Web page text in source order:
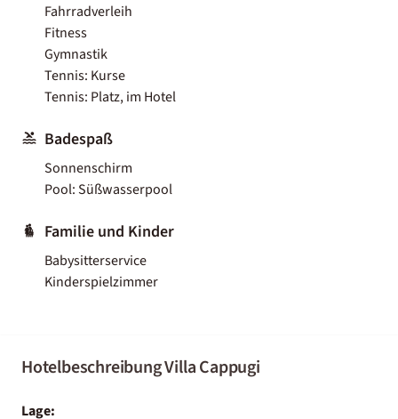
Fahrradverleih
Fitness
Gymnastik
Tennis: Kurse
Tennis: Platz, im Hotel
Badespaß
Sonnenschirm
Pool: Süßwasserpool
Familie und Kinder
Babysitterservice
Kinderspielzimmer
Hotelbeschreibung Villa Cappugi
Lage: